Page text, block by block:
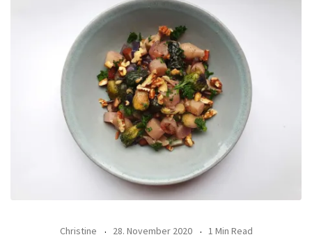
Christine 28. November 2020 1 Min Read